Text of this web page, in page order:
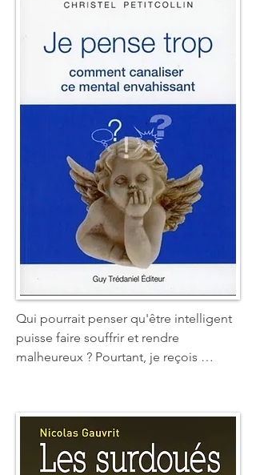
décalage, une impression de ne jamais
être vraiment à sa place. Comment
savoir si l'on est surdoué ? Comment
alors mieux réussir sa vie ? Comment
aller au bout de ses ressources ? Ce
livre permet de mieux comprendre et
de réapprivoiser sa personnalité. Pour
se sentir mieux avec soi et avec les
autres, pour se réaliser enfin.
Qui pourrait penser qu'être intelligent
puisse faire souffrir et rendre
malheureux ? Pourtant, je reçois
que leur mental ne leur laisse aucun
répit, même la nuit. Ils en ont marre de
ces doutes, de ces questions, de cette